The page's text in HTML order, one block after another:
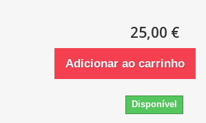
25,00 €
Adicionar ao carrinho
Disponível